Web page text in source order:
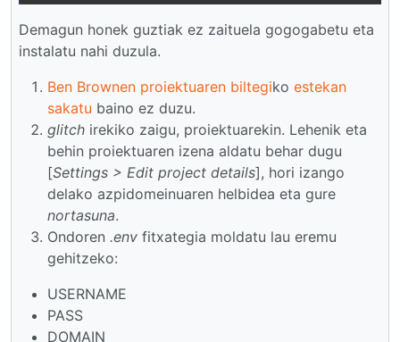
Demagun honek guztiak ez zaituela gogogabetu eta
instalatu nahi duzula.
Ben Brownen proiektuaren biltegiko estekan
sakatu baino ez duzu.
glitch irekiko zaigu, proiektuarekin. Lehenik eta
behin proiektuaren izena aldatu behar dugu
[Settings > Edit project details], hori izango
delako azpidomeinuaren helbidea eta gure
nortasuna.
Ondoren .env fitxategia moldatu lau eremu
gehitzeko:
USERNAME
PASS
DOMAIN